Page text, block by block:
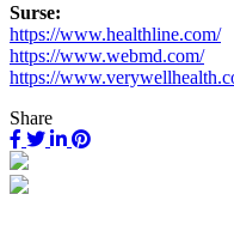
Surse:
https://www.healthline.com/
https://www.webmd.com/
https://
Share